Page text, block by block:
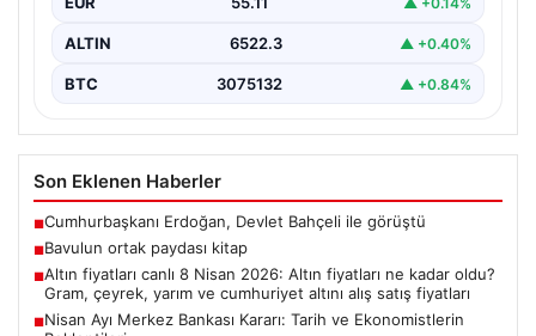
ALTIN 6522.3 ▲ +0.40%
BTC 3075132 ▲ +0.84%
Son Eklenen Haberler
■Cumhurbaşkanı Erdoğan, Devlet Bahçeli ile görüştü
■Bavulun ortak paydası kitap
■Altın fiyatları canlı 8 Nisan 2026: Altın fiyatları ne kadar oldu?
Gram, çeyrek, yarım ve cumhuriyet altını alış satış fiyatları
■Nisan Ayı Merkez Bankası Kararı: Tarih ve Ekonomistlerin